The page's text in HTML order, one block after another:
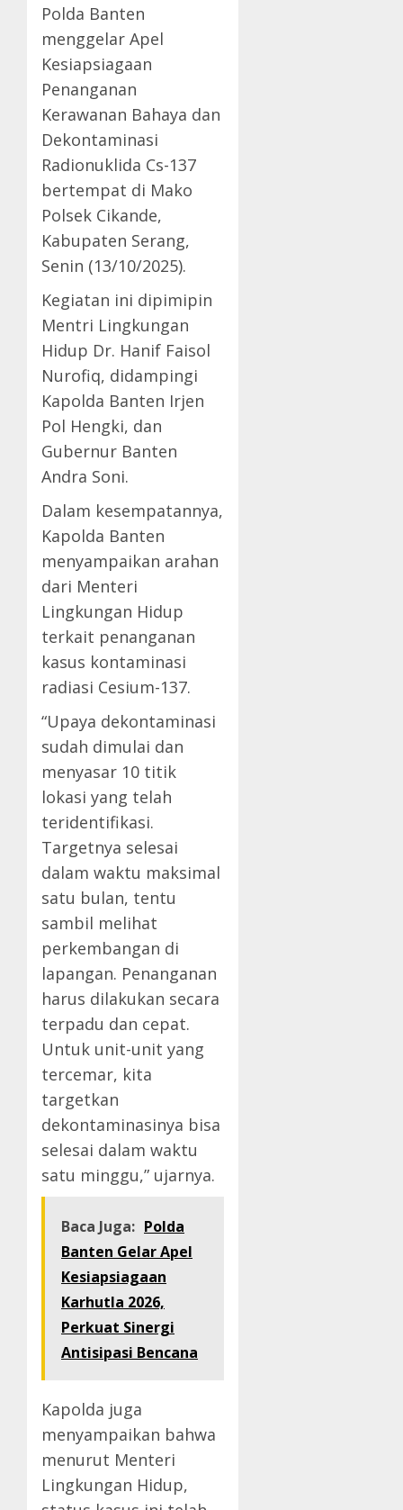
Polda Banten
menggelar Apel
Kesiapsiagaan
Penanganan
Kerawanan Bahaya dan
Dekontaminasi
Radionuklida Cs-137
bertempat di Mako
Polsek Cikande,
Kabupaten Serang,
Senin (13/10/2025).
Kegiatan ini dipimipin
Mentri Lingkungan
Hidup Dr. Hanif Faisol
Nurofiq, didampingi
Kapolda Banten Irjen
Pol Hengki, dan
Gubernur Banten
Andra Soni.
Dalam kesempatannya,
Kapolda Banten
menyampaikan arahan
dari Menteri
Lingkungan Hidup
terkait penanganan
kasus kontaminasi
radiasi Cesium-137.
“Upaya dekontaminasi
sudah dimulai dan
menyasar 10 titik
lokasi yang telah
teridentifikasi.
Targetnya selesai
dalam waktu maksimal
satu bulan, tentu
sambil melihat
perkembangan di
lapangan. Penanganan
harus dilakukan secara
terpadu dan cepat.
Untuk unit-unit yang
tercemar, kita
targetkan
dekontaminasinya bisa
selesai dalam waktu
satu minggu,” ujarnya.
Baca Juga: Polda
Banten Gelar Apel
Kesiapsiagaan
Karhutla 2026,
Perkuat Sinergi
Antisipasi Bencana
Kapolda juga
menyampaikan bahwa
menurut Menteri
Lingkungan Hidup,